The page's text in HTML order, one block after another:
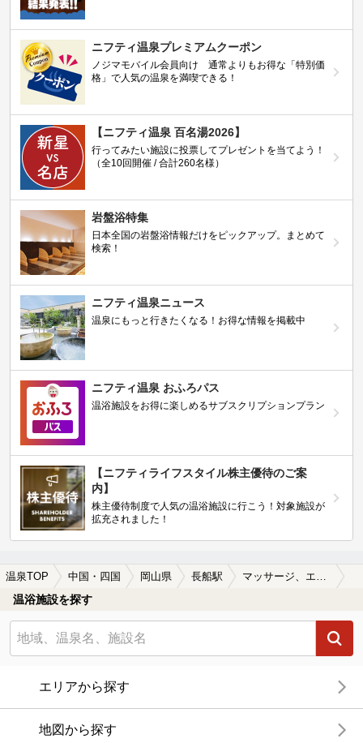
ニフティ温泉プレミアムクーポン
ノジマモバイル会員向け 通常よりもお得な「特別価
格」で人気の温泉を満喫できる！
【ニフティ温泉 百名湯2026】
行ってみたい施設に投票してプレゼントを当てよう！
（全10回開催 / 合計260名様）
岩盤浴特集
日本全国の岩盤浴情報だけをピックアップ。まとめて
検索！
ニフティ温泉ニュース
温泉にもっと行きたくなる！お得な情報を掲載中
ニフティ温泉 おふろパス
温浴施設をお得に楽しめるサブスクリプションプラン
【ニフティライフスタイル株主優待のご案
内】
株主優待制度で人気の温浴施設に行こう！対象施設が
拡充されました！
温泉TOP 中国・四国 岡山県 長船駅 マッサージ、エステがある長船駅近くの温泉、日帰り温泉、スーパー銭湯おすすめ
温浴施設を探す
エリアから探す
地図から探す